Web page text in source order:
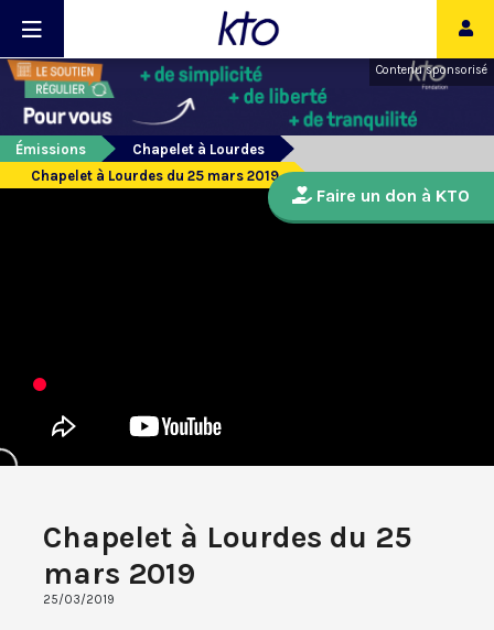
Contenu sponsorisé
Émissions
Chapelet à Lourdes
Chapelet à Lourdes du 25 mars 2019
Chapelet à Lourdes du 25
mars 2019
25/03/2019
Faire un don à KTO